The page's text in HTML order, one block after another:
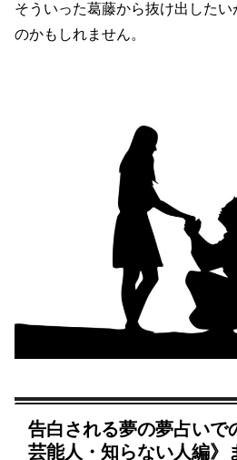
そういった葛藤から抜け出した
のかもしれません。
告白される夢の夢占いで
芸能人・知らない人編》